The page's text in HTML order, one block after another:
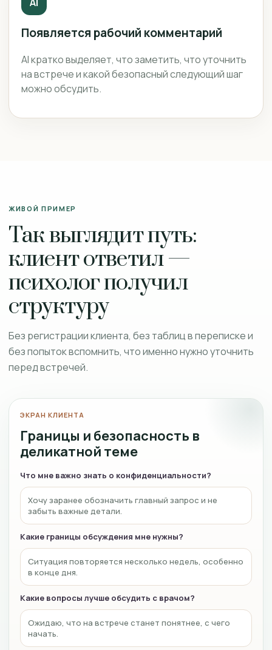
Появляется рабочий комментарий
AI кратко выделяет, что заметить, что уточнить
на встрече и какой безопасный следующий шаг
можно обсудить.
ЖИВОЙ ПРИМЕР
Так выглядит путь:
клиент ответил —
психолог получил
структуру
Без регистрации клиента, без таблиц в переписке и
без попыток вспомнить, что именно нужно уточнить
перед встречей.
ЭКРАН КЛИЕНТА
Границы и безопасность в
деликатной теме
Что мне важно знать о конфиденциальности?
Хочу заранее обозначить главный запрос и не
забыть важные детали.
Какие границы обсуждения мне нужны?
Ситуация повторяется несколько недель, особенно
в конце дня.
Какие вопросы лучше обсудить с врачом?
Ожидаю, что на встрече станет понятнее, с чего
начать.